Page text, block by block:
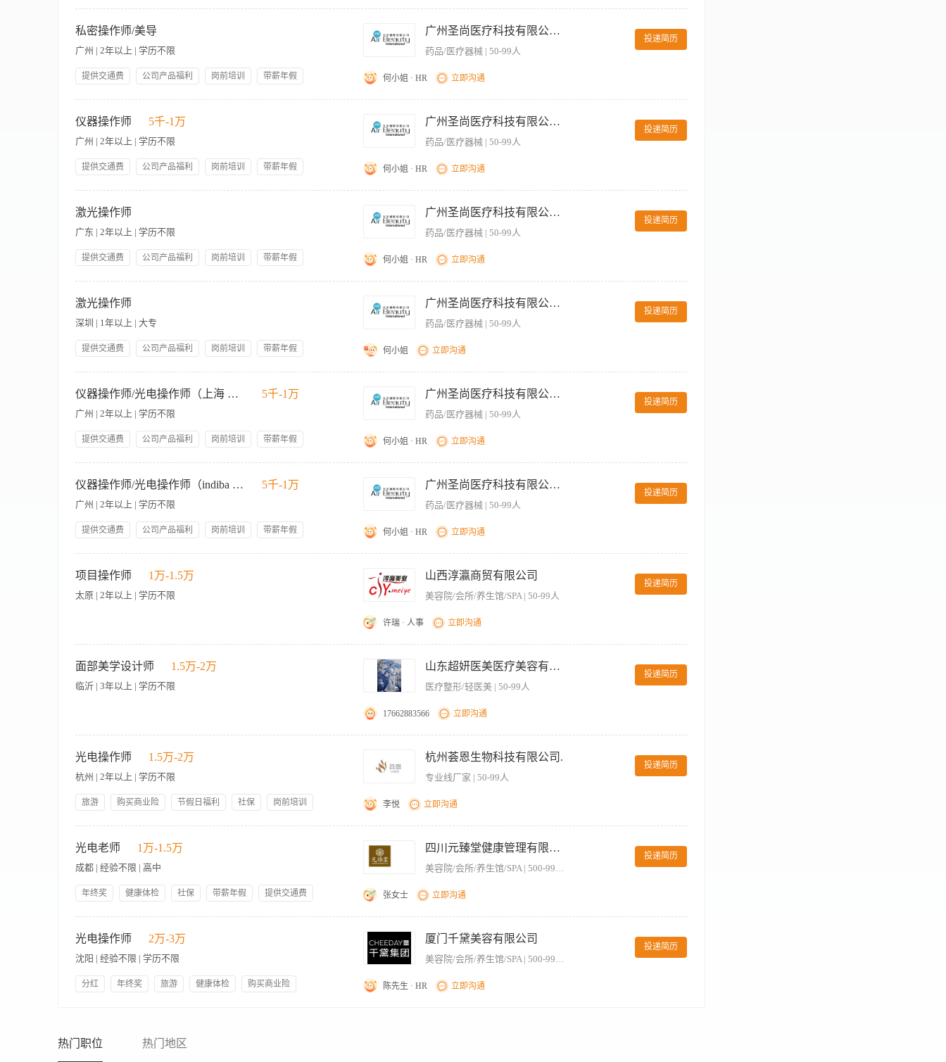
更多福利，联系我，让我慢慢说与你听。 工作地点：东莞东城，南城，莞城，长安，万江，虎门，大朗，石龙，厚街，惠州，佛山，深圳，广州.....
4、操作过程中与顾客的沟通， 把握客户的需求、有效沟通； 6、顾客档案的整理归档： 任职资格 1、体型标准，五官端正，身体健康 2、爱岗敬业，责任心强 3、吃
苦耐劳，工作认真细心 4、具有团队协作能力 5、普通话标准，表达和沟通能力较强，有亲和力并善于倾听 6、具有学习和钻研精神，对技术精益求精
私密操作师/美导
广州 | 2年以上 | 学历不限
提供交通费 公司产品福利 岗前培训
带薪年假
广州圣尚医疗科技有限公司。
药品/医疗器械 | 50-99人
投递简历
何小姐 · HR 立即沟通
专业知识，有1年以上私密项目/产品/手法或仪器工作经验；会操作欧洲之星优先录用； 3、专业扎实，能独立完成给店家的培训； 4、熟悉光电行业的运作模式。 薪
资待遇：底薪+操作费+出单提成+差旅补贴 月休4天，享受法定节假日 不定期团康旅游、聚会
仪器操作师 5千-1万
广州 | 2年以上 | 学历不限
提供交通费 公司产品福利 岗前培训
带薪年假
广州圣尚医疗科技有限公司。
药品/医疗器械 | 50-99人
投递简历
何小姐 · HR 立即沟通
解，配合市场老师一起完成业绩。 岗位要求： 1、形象气质佳，沟通理解能力强； 2、有美容行业2年以上工作经验； 3、有激光仪器操作工作经验优先考虑； 4、
激光操作师
广东 | 2年以上 | 学历不限
提供交通费 公司产品福利 岗前培训
带薪年假
广州圣尚医疗科技有限公司。
药品/医疗器械 | 50-99人
投递简历
何小姐 · HR 立即沟通
要求： 1.美容行业1年以上工作经验，形象好，气质佳 2.熟悉美容保健相关知识，有医院工作经历或医疗器械销售经验者优先； 3.医疗美容、临床等相关医学专业大
激光操作师
深圳 | 1年以上 | 大专
提供交通费 公司产品福利 岗前培训
带薪年假
广州圣尚医疗科技有限公司。
药品/医疗器械 | 50-99人
投递简历
何小姐 立即沟通
要求： 1.美容行业1年以上工作经验，形象好，气质佳 2.熟悉美容保健相关知识，有医院工作经历或医疗器械销售经验者优先； 3.医疗美容、临床等相关医学专业大
仪器操作师/光电操作师（上海 杭州） 5千-1万
广州 | 2年以上 | 学历不限
提供交通费 公司产品福利 岗前培训
带薪年假
广州圣尚医疗科技有限公司。
药品/医疗器械 | 50-99人
投递简历
何小姐 · HR 立即沟通
对顾客的咨询进行讲解，配合市场老师一起完成业绩。 岗位要求： 1、形象气质佳，沟通理解能力强； 2、有美容行业2年以上工作经验； 3、有光电仪器操作工作
经验（尤其是优立塑）优先考虑； 4、能够短期出差，20—38岁。 驻地：上海/杭州
仪器操作师/光电操作师（indiba 博瑞莱 熟手） 5千-1万
广州 | 2年以上 | 学历不限
提供交通费 公司产品福利 岗前培训
带薪年假
广州圣尚医疗科技有限公司。
药品/医疗器械 | 50-99人
投递简历
何小姐 · HR 立即沟通
咨询进行讲解，配合咨询老师一起完成业绩。 岗位要求： 1、形象气质佳，沟通理解能力强； 2、有美容行业2年以上工作经验； 3、有光电仪器操作工作经验优先
考虑； （有正版皮秒/西班牙indiba/优立塑等操作经验优先） 4、能够短期出差，20—38岁。
项目操作师 1万-1.5万
太原 | 2年以上 | 学历不限
山西淳瀛商贸有限公司
美容院/会所/养生馆/SPA | 50-99人
投递简历
许瑞 · 人事 立即沟通
求： 1.美容行业1年以上工作经验，形象好，气质佳 2.熟悉美容保健相关知识，有医院工作经历或医疗器械销售经验者优先； 3.医疗美容、临床等相关医学专业中专
面部美学设计师 1.5万-2万
临沂 | 3年以上 | 学历不限
山东超妍医美医疗美容有限公司
医疗整形/轻医美 | 50-99人
投递简历
17662883566 立即沟通
计，结合医疗技术，满足顾客对美的追求； 3、以专业的知识、良好的沟通技巧为客户服务，不断推销医院关联品项，深度开发客户消费潜力，引导老客户推荐新客
户,做好初诊及二次开发，达成销售目标； 4、掌握医院专家有哪些特长，包括医生案例，客户术后反馈，医院价格等 5、项目知识和专业技术的学习，不断提高自身
职业素质和技能； 6、负责和医院有关部门进行具体项目的沟通协调，以及顾客的术后护理提醒； 7、定期回访客户,了解客户对公司服务的满意度、治疗效果和服务
需求,维护良好的客情关系 8、熟悉各种整形手术项目，包括术后效果，术后恢复周期，术后注意事项等。 9、完成上级领导交办的其他工作 第三、任职要求 1、3年以
上医疗美容行业经验，2年以上同岗位经验； 2、形象好，气质佳，亲和力强，善于交流和沟通，能够洞察客户心理，为客户提出满意的方案； 3、具有有一定的整形
专业知识，例如，医学、美学、心理学、营销学、整形美容学、美容心理学等； 4、具备一定的审美造诣，面对不同的客户提出合适的整形需求； 5、责任心强，有进
光电操作师 1.5万-2万
杭州 | 2年以上 | 学历不限
旅游 购买商业险 节假日福利 社保 岗前培训
杭州荟恩生物科技有限公司.
专业线厂家 | 50-99人
投递简历
李悦 立即沟通
和力强； 4、能胜任出差。 薪资结构：底薪+操作提成+奖励 福利待遇：提供住宿+商业保险+生日礼金+社保+旅游+学习培训+法定节假日带薪休假
光电老师 1万-1.5万
成都 | 经验不限 | 高中
年终奖 健康体检 社保 带薪年假
提供交通费
四川元臻堂健康管理有限公司
美容院/会所/养生馆/SPA | 500-999人
投递简历
张女士 立即沟通
等仪器） 3、有效和店面进行沟通和配合，进行顾客预约和管理。 4、熟练电脑操作能力，基础办公软件操作 岗位要求： 1、初中以上学历，20—45岁，形象好； 2、
从事医学美容光电仪器操作工作2年以上，医学专业者优先考虑； 3、对各种医美光电仪器的性能、作用等有一定的理解和操作技能； 4、热爱和认可中医理疗行业，
具备良好的沟通表达能力、顾客维护能力。 薪资待遇：5000+业绩提成，试用期1-3个月，考核转正购买社保。 上班时间：10:00-20:00，月休4天，包住 地址：成都市
锦江区成都国际商务大厦C座
光电操作师 2万-3万
沈阳 | 经验不限 | 学历不限
分红 年终奖 旅游 健康体检
购买商业险
厦门千黛美容有限公司
美容院/会所/养生馆/SPA | 500-999人
投递简历
陈先生 · HR 立即沟通
能独立处理肌肤问题，从事本行业3年以上经验。 任职要求： 1.皮肤好、气质佳，有美容师或者美容导师从业经历； 2.性格活泼开朗，具有良好的职业素质； 3.医
热门职位 热门地区